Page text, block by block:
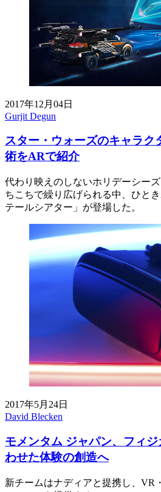
2017年12月04日
Gurjit Degun
スター・ウォーズのキャラク
術をARで紹介
代わり映えのしないホリデーシー
ちこちで繰り広げられる中、ひと
テールシアター」が登場した。
2017年5月24日
David Blecken
モメンタム ジャパン、フィ
わせた体験の創造へ
新チームはナディアと提携し、VR